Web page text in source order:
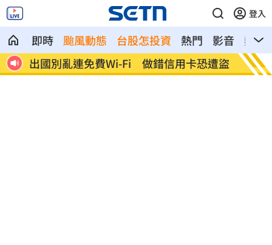
登入
即時 颱風動態 台股怎投資 熱門 影音
熱搜
出國別亂連免費Wi-Fi 做錯信用卡恐遭盜
8月
億